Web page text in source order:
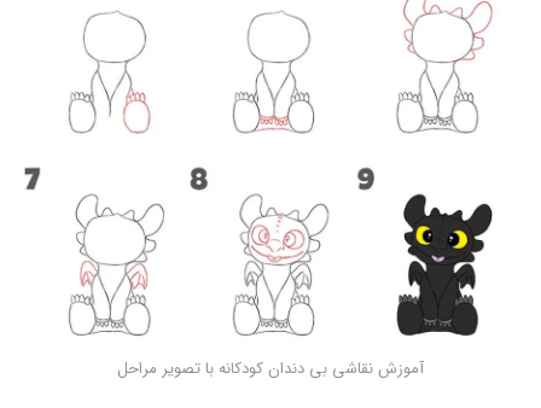
آموزش نقاشی بی دندان کودکانه با تصویر مراحل